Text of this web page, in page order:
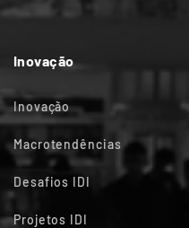
Inovação
Inovação
Macrotendências
Desafios IDI
Projetos IDI